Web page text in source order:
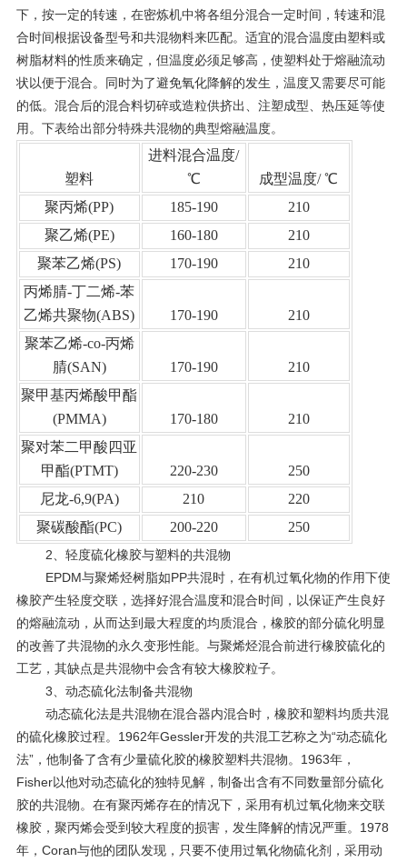
下，按一定的转速，在密炼机中将各组分混合一定时间，转速和混
合时间根据设备型号和共混物料来匹配。适宜的混合温度由塑料或
树脂材料的性质来确定，但温度必须足够高，使塑料处于熔融流动
状以便于混合。同时为了避免氧化降解的发生，温度又需要尽可能
的低。混合后的混合料切碎或造粒供挤出、注塑成型、热压延等使
用。下表给出部分特殊共混物的典型熔融温度。
塑料
进料混合温度/
℃
成型温度/ ℃
聚丙烯(PP) 185-190
210
聚乙烯(PE) 160-180
210
聚苯乙烯(PS) 170-190
210
丙烯腈-丁二烯-苯
乙烯共聚物(ABS) 170-190
210
聚苯乙烯-co-丙烯
腈(SAN) 170-190
210
聚甲基丙烯酸甲酯
(PMMA)
170-180
210
聚对苯二甲酸四亚
甲酯(PTMT) 220-230
250
尼龙-6,9(PA) 210
220
聚碳酸酯(PC) 200-220 250
2、轻度硫化橡胶与塑料的共混物
EPDM与聚烯烃树脂如PP共混时，在有机过氧化物的作用下使
橡胶产生轻度交联，选择好混合温度和混合时间，以保证产生良好
的熔融流动，从而达到最大程度的均质混合，橡胶的部分硫化明显
的改善了共混物的永久变形性能。与聚烯烃混合前进行橡胶硫化的
工艺，其缺点是共混物中会含有较大橡胶粒子。
3、动态硫化法制备共混物
动态硫化法是共混物在混合器内混合时，橡胶和塑料均质共混
的硫化橡胶过程。 1962年Gessler开发的共混工艺称之为“动态硫化
法”，他制备了含有少量硫化胶的橡胶塑料共混物。 1963年，
Fisher以他对动态硫化的独特见解，制备出含有不同数量部分硫化
胶的共混物。在有聚丙烯存在的情况下，采用有机过氧化物来交联
橡胶，聚丙烯会受到较大程度的损害，发生降解的情况严重。 1978
年， Coran与他的团队发现，只要不使用过氧化物硫化剂，采用动